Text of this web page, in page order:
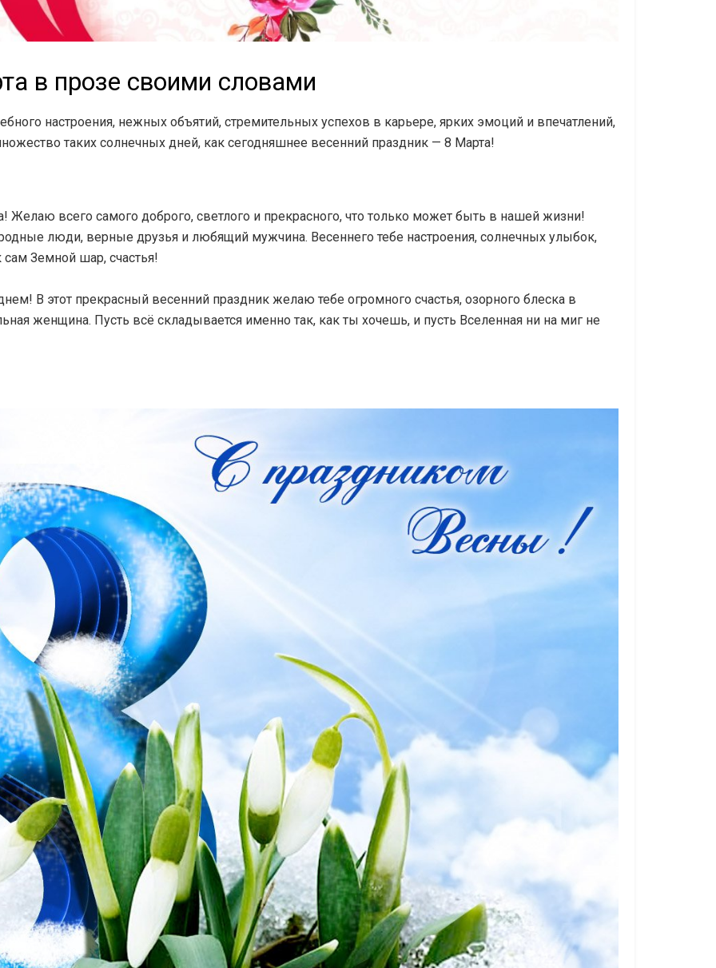
в прозе своими словами
настроения, нежных объятий, стремительных успехов в карьере, ярких эмоций и впечатлений,
таких солнечных дней, как сегодняшнее весенний праздник — 8 Марта!
Желаю всего самого доброго, светлого и прекрасного, что только может быть в нашей жизни!
люди, верные друзья и любящий мужчина. Весеннего тебе настроения, солнечных улыбок,
Земной шар, счастья!
В этот прекрасный весенний праздник желаю тебе огромного счастья, озорного блеска в
женщина. Пусть всё складывается именно так, как ты хочешь, и пусть Вселенная ни на миг не